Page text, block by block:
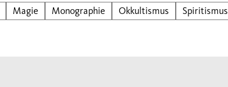
Magie Monographie Okkultismus
Spiritismus